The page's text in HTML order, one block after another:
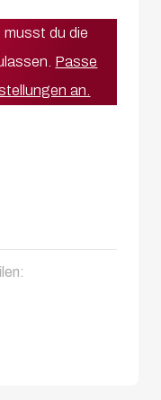
musst du die
Passe
an.